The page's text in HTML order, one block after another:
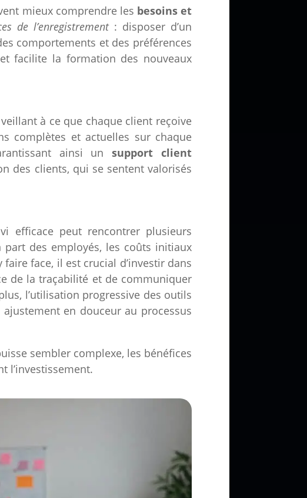
mieux comprendre les besoins et
de l’enregistrement: disposer d’un
comportements et des préférences
et facilite la formation des nouveaux
à ce que chaque client reçoive
complètes et actuelles sur chaque
ainsi unsupport client
des clients, qui se sentent valorisés
efficace peut rencontrer plusieurs
des employés, les coûts initiaux
face, il est crucial d’investir dans
de la traçabilité et de communiquer
l’utilisation progressive des outils
en douceur au processus
sembler complexe, les bénéfices
l’investissement.